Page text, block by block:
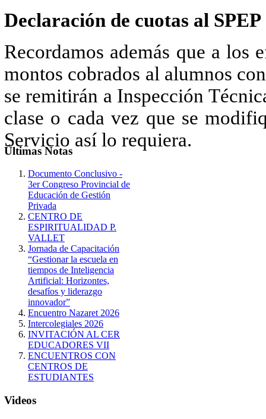
Declaración de cuotas al SPEP
Recordamos además que a los
montos cobrados al alumnos
se remitirán a Inspección
clase o cada vez que se
Servicio así lo requiera.
ÚltimasNotas
Documento Conclusivo -
3er Congreso Provincial de
Educación de Gestión
Privada
CENTRO DE
ESPIRITUALIDAD P.
VALLET
Jornada de Capacitación
“Gestionar la escuela en
tiempos de Inteligencia
Artificial: Horizontes,
desafíos y liderazgo
innovador”
Encuentro Nazaret 2026
Intercolegiales 2026
INVITACIÓN AL CER
EDUCADORES VII
ENCUENTROS CON
CENTROS DE
ESTUDIANTES
Videos